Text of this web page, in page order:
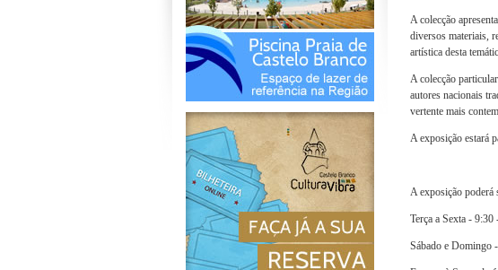
A colecção
diversos materiais,
artística desta
A colecção
autores nacionais
vertente mais
A exposição estará
A exposição poderá
Terça a Sexta -
Sábado e Domingo